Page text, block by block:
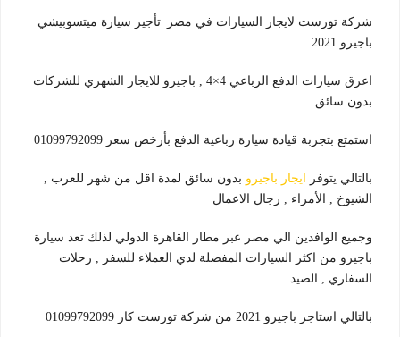
شركة تورست لايجار السيارات في مصر |تأجير سيارة ميتسوبيشي
باجيرو 2021
اعرق سيارات الدفع الرباعي 4×4 , باجيرو للايجار الشهري للشركات
بدون سائق
استمتع بتجربة قيادة سيارة رباعية الدفع بأرخص سعر 01099792099
بالتالي يتوفر ايجار باجيرو بدون سائق لمدة اقل من شهر للعرب ,
الشيوخ , الأمراء , رجال الاعمال
وجميع الوافدين الي مصر عبر مطار القاهرة الدولي لذلك تعد سيارة
باجيرو من اكثر السيارات المفضلة لدي العملاء للسفر , رحلات
السفاري , الصيد
بالتالي استاجر باجيرو 2021 من شركة تورست كار 01099792099